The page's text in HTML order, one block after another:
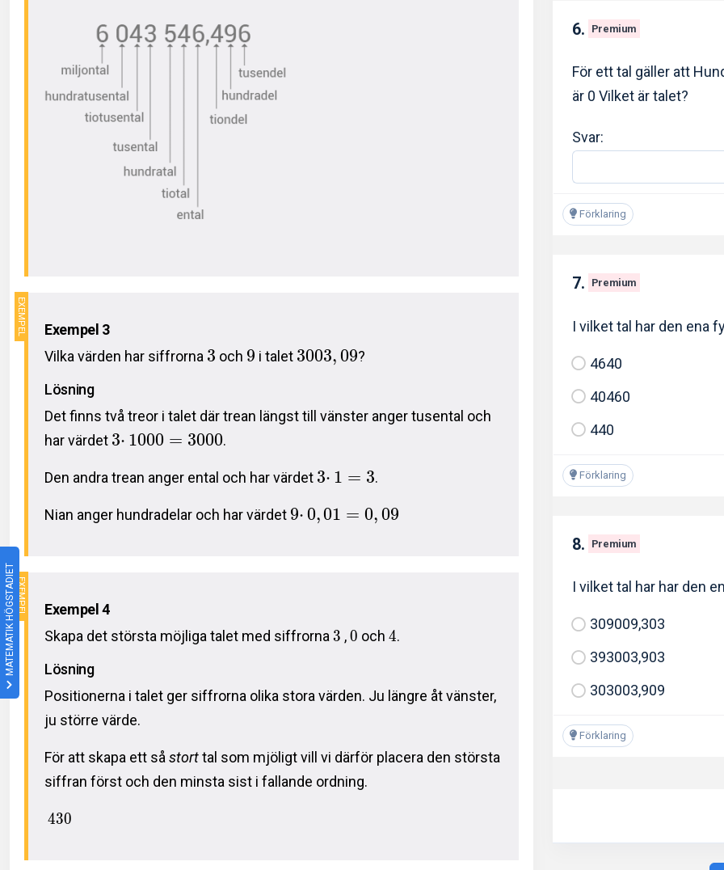
MATEMATIK HÖGSTADIET
Exempel 3
Vilka värden har siffrorna 3 och 9 i talet 3003,09?
Lösning
Det finns två treor i talet där trean längst till vänster anger tusental och
har värdet 3⋅ 1000 = 3000.
Den andra trean anger ental och har värdet 3⋅ 1 = 3.
Nian anger hundradelar och har värdet 9⋅0,01 = 0,09
Exempel 4
Skapa det största möjliga talet med siffrorna 3 ,0 och 4.
Lösning
Positionerna i talet ger siffrorna olika stora värden. Ju längre åt vänster,
ju större värde.
För att skapa ett så storttal som mjöligt vill vi därför placera den största
siffran först och den minsta sist i fallande ordning.
430
6. Premium
För ett tal gäller att
är 0 Vilket är talet?
Svar:
Förklaring
7. Premium
I vilket tal har den ena
4640
40460
440
Förklaring
8. Premium
I vilket tal har har den
309009,303
393003,903
303003,909
Förklaring